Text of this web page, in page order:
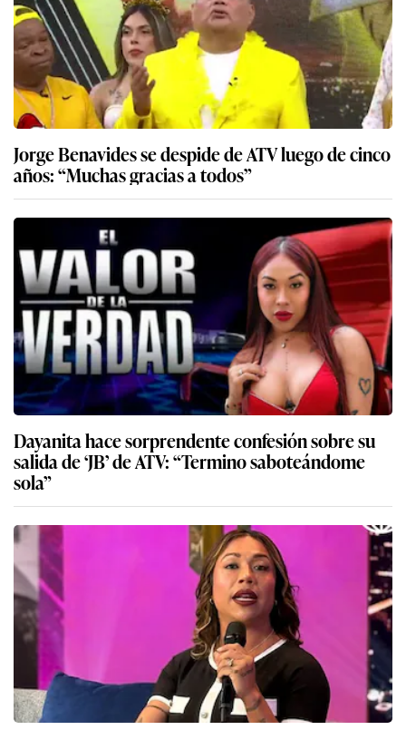
Jorge Benavides se despide de ATV luego de cinco
años: “Muchas gracias a todos”
Dayanita hace sorprendente confesión sobre su
salida de ‘JB’ de ATV: “Termino saboteándome
sola”